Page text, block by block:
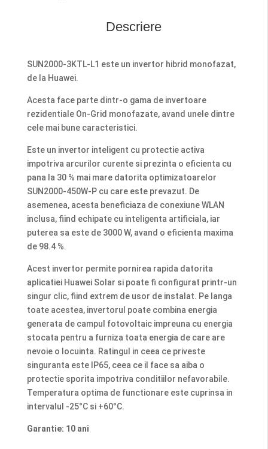
Descriere
SUN2000-3KTL-L1 este un invertor hibrid monofazat,
de la Huawei.
Acesta face parte dintr-o gama de invertoare
rezidentiale On-Grid monofazate, avand unele dintre
cele mai bune caracteristici.
Este un invertor inteligent cu protectie activa
impotriva arcurilor curente si prezinta o eficienta cu
pana la 30 % mai mare datorita optimizatoarelor
SUN2000-450W-P cu care este prevazut. De
asemenea, acesta beneficiaza de conexiune WLAN
inclusa, fiind echipate cu inteligenta artificiala, iar
puterea sa este de 3000 W, avand o eficienta maxima
de 98.4 %.
Acest invertor permite pornirea rapida datorita
aplicatiei Huawei Solar si poate fi configurat printr-un
singur clic, fiind extrem de usor de instalat. Pe langa
toate acestea, invertorul poate combina energia
generata de campul fotovoltaic impreuna cu energia
stocata pentru a furniza toata energia de care are
nevoie o locuinta. Ratingul in ceea ce priveste
singuranta este IP65, ceea ce il face sa aiba o
protectie sporita impotriva conditiilor nefavorabile.
Temperatura optima de functionare este cuprinsa in
intervalul -25°C si +60°C.
Garantie: 10 ani